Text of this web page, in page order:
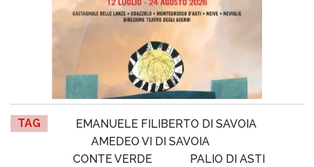
TAG
EMANUELE FILIBERTO DI SAVOIA
AMEDEO VI DI SAVOIA
CONTE VERDE
PALIO DI ASTI